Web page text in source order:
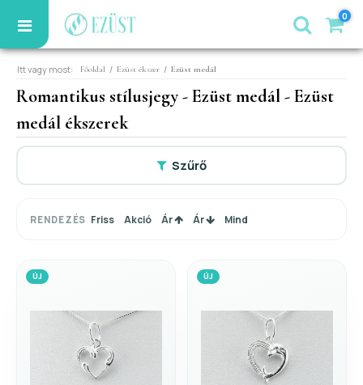
0
Itt vagy most: Főoldal / Ezüst ékszer / Ezüst medál
Romantikus stílusjegy - Ezüst medál - Ezüst
medál ékszerek
Szűrő
RENDEZÉS Friss Akció Ár Ár Mind
ÚJ ÚJ